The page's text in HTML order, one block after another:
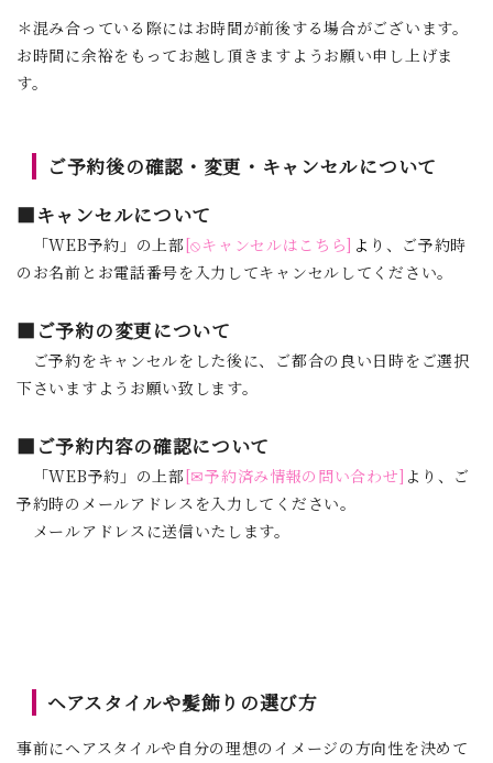
＊混み合っている際にはお時間が前後する場合がございます。
お時間に余裕をもってお越し頂きますようお願い申し上げま
す。
ご予約後の確認・変更・キャンセルについて
■キャンセルについて
「WEB予約」の上部[⦸キャンセルはこちら] よ り、ご予約時
のお名前とお電話番号を入力してキャンセルしてください。
■ご予約の変更について
ご予約をキャンセルをした後に、ご都合の良い日時をご選択
下さいますようお願い致します。
■ご予約内容の確認について
「WEB予約」の上部[✉予約済み情報の問い合わせ] より、ご
予約時のメールアドレスを入力してください。
メールアドレスに送信いたします。
ヘアスタイルや髪飾りの選び方
事前にヘアスタイルや自分の理想のイメージの方向性を決めて